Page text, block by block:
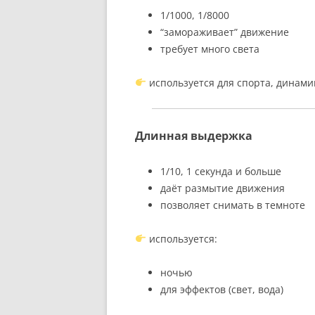
1/1000, 1/8000
“замораживает” движение
требует много света
используется для спорта,
Длинная выдержка
1/10, 1 секунда и больше
даёт размытие движения
позволяет снимать в темноте
используется:
ночью
для эффектов (свет, вода)